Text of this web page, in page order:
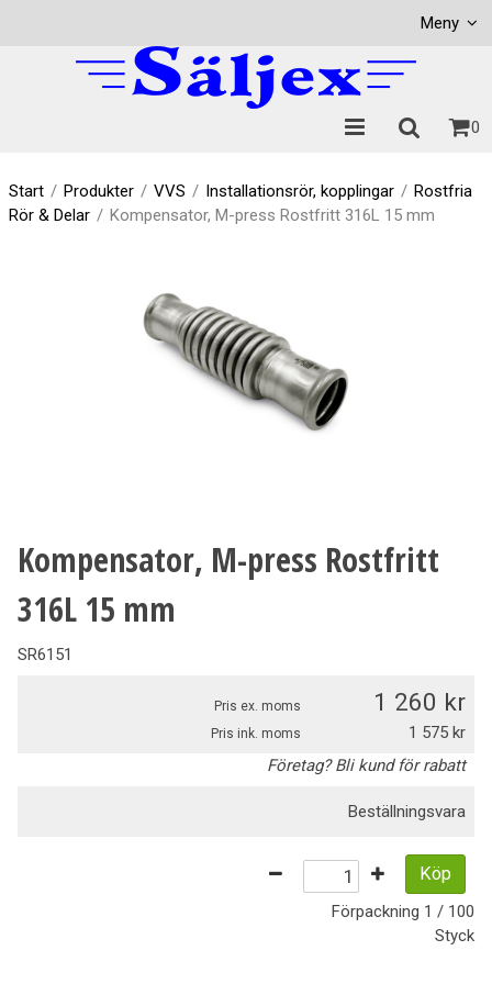
Meny
0
Start / Produkter / VVS / Installationsrör, kopplingar / Rostfria
Rör & Delar / Kompensator, M-press Rostfritt 316L 15 mm
Kompensator, M-press Rostfritt
316L 15 mm
SR6151
Pris ex. moms 1 260
Pris ink. moms
1 575
Företag? Bli kund för rabatt
Beställningsvara
Köp
Förpackning 1 / 100
Styck